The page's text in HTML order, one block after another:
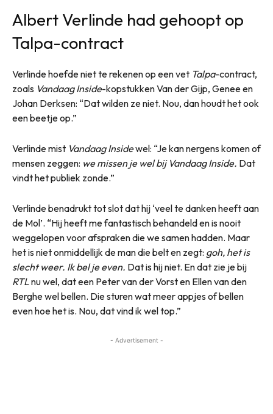
Albert Verlinde had gehoopt op
Talpa-contract
Verlinde hoefde niet te rekenen op een vet Talpa-contract,
zoals Vandaag Inside-kopstukken Van der Gijp, Genee en
Johan Derksen: “Dat wilden ze niet. Nou, dan houdt het ook
een beetje op.”
Verlinde mist Vandaag Insidewel: “Je kan nergens komen of
mensen zeggen: we missen je wel bij Vandaag Inside. Dat
vindt het publiek zonde.”
Verlinde benadrukt tot slot dat hij ‘veel te danken heeft aan
de Mol’. “Hij heeft me fantastisch behandeld en is nooit
weggelopen voor afspraken die we samen hadden. Maar
het is niet onmiddellijk de man die belt en zegt: goh, het is
slecht weer. Ik bel je even. Dat is hij niet. En dat zie je bij
RTLnu wel, dat een Peter van der Vorst en Ellen van den
Berghe wel bellen. Die sturen wat meer appjes of bellen
even hoe het is. Nou, dat vind ik wel top.”
- Advertisement -